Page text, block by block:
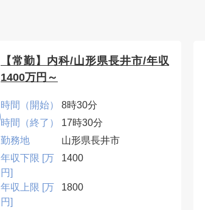
【常勤】内科/山形県長井市/年収
1400万円～
時間（開始）
8時30分
時間（終了）
17時30分
勤務地
山形県長井市
年収下限 [万
円]
1400
年収上限 [万
円]
1800